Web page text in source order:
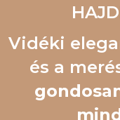
Vidéki
és a